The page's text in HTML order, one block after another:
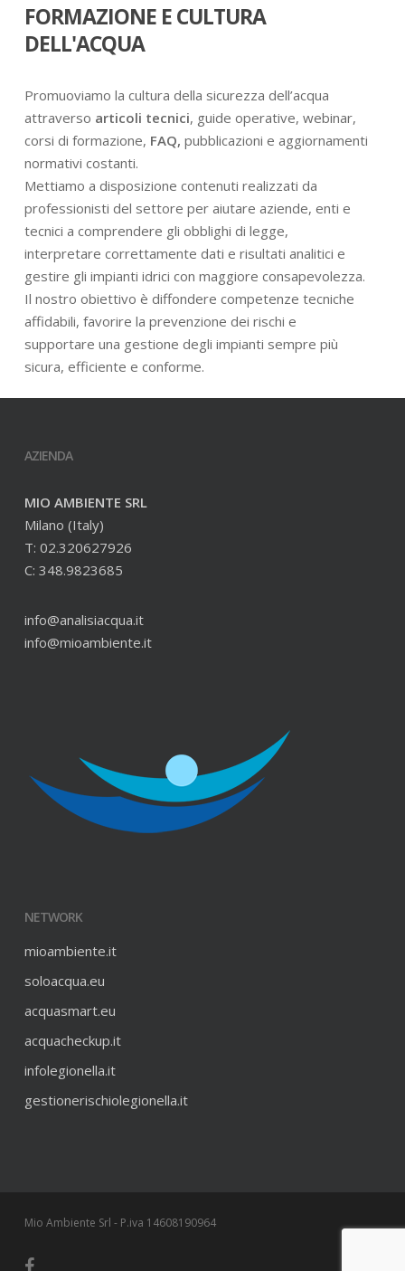
FORMAZIONE E CULTURA
DELL'ACQUA
Promuoviamo la cultura della sicurezza dell’acqua
attraverso articoli tecnici, guide operative, webinar,
corsi di formazione, FAQ, pubblicazioni e aggiornamenti
normativi costanti.
Mettiamo a disposizione contenuti realizzati da
professionisti del settore per aiutare aziende, enti e
tecnici a comprendere gli obblighi di legge,
interpretare correttamente dati e risultati analitici e
gestire gli impianti idrici con maggiore consapevolezza.
Il nostro obiettivo è diffondere competenze tecniche
affidabili, favorire la prevenzione dei rischi e
supportare una gestione degli impianti sempre più
sicura, efficiente e conforme.
AZIENDA
MIO AMBIENTE SRL
Milano (Italy)
T: 02.320627926
C: 348.9823685
info@analisiacqua.it
info@mioambiente.it
NETWORK
mioambiente.it
soloacqua.eu
acquasmart.eu
acquacheckup.it
infolegionella.it
gestionerischiolegionella.it
Mio Ambiente Srl - P.iva 14608190964
facebook